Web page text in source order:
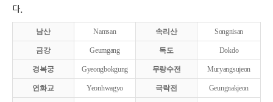
다.
남산 Namsan 속리산 Songnisan
금강 Geumgang 독도 Dokdo
경복궁 Gyeongbokgung 무량수전 Muryangsujeon
연화교 Yeonhwagyo 극락전 Geungnakjeon